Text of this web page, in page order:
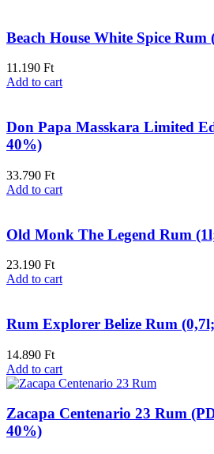
Beach House White Spice Rum
11.190 Ft
Add to cart
Don Papa Masskara Limited
40%)
33.790 Ft
Add to cart
Old Monk The Legend Rum
23.190 Ft
Add to cart
Rum Explorer Belize Rum
14.890 Ft
Add to cart
Zacapa Centenario 23 Rum
40%)